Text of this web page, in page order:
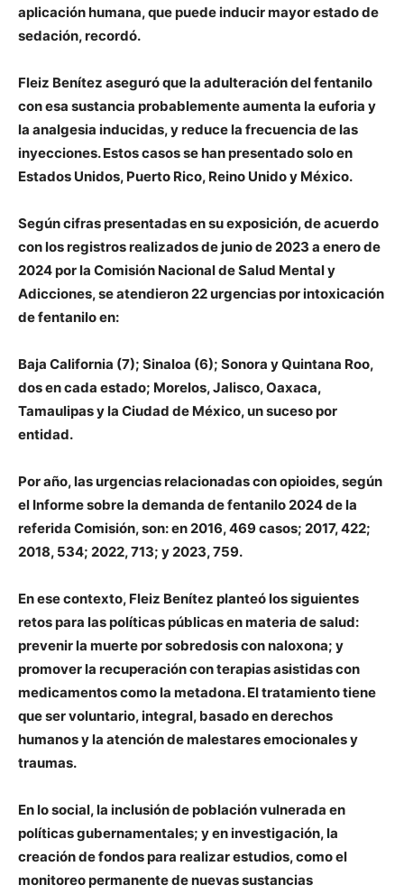
aplicación humana, que puede inducir mayor estado de
sedación, recordó.
Fleiz Benítez aseguró que la adulteración del fentanilo
con esa sustancia probablemente aumenta la euforia y
la analgesia inducidas, y reduce la frecuencia de las
inyecciones. Estos casos se han presentado solo en
Estados Unidos, Puerto Rico, Reino Unido y México.
Según cifras presentadas en su exposición, de acuerdo
con los registros realizados de junio de 2023 a enero de
2024 por la Comisión Nacional de Salud Mental y
Adicciones, se atendieron 22 urgencias por intoxicación
de fentanilo en:
Baja California (7); Sinaloa (6); Sonora y Quintana Roo,
dos en cada estado; Morelos, Jalisco, Oaxaca,
Tamaulipas y la Ciudad de México, un suceso por
entidad.
Por año, las urgencias relacionadas con opioides, según
el Informe sobre la demanda de fentanilo 2024 de la
referida Comisión, son: en 2016, 469 casos; 2017, 422;
2018, 534; 2022, 713; y 2023, 759.
En ese contexto, Fleiz Benítez planteó los siguientes
retos para las políticas públicas en materia de salud:
prevenir la muerte por sobredosis con naloxona; y
promover la recuperación con terapias asistidas con
medicamentos como la metadona. El tratamiento tiene
que ser voluntario, integral, basado en derechos
humanos y la atención de malestares emocionales y
traumas.
En lo social, la inclusión de población vulnerada en
políticas gubernamentales; y en investigación, la
creación de fondos para realizar estudios, como el
monitoreo permanente de nuevas sustancias